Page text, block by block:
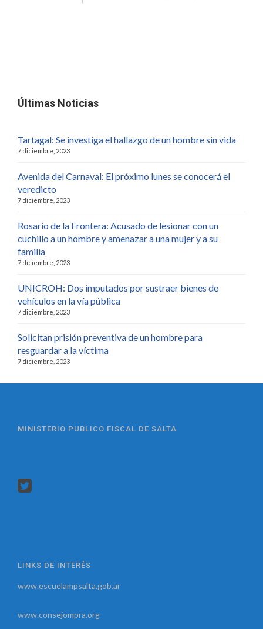
Últimas Noticias
Tartagal: Se investiga el hallazgo de un hombre sin vida
7 diciembre, 2023
Avenida del Carnaval: El próximo lunes se conocerá el
veredicto
7 diciembre, 2023
Rosario de la Frontera: Acusado de lesionar con un
cuchillo a un hombre y amenazar a una mujer y a su
familia
7 diciembre, 2023
UNICROH: Dos imputados por sustraer bienes de
vehículos en la vía pública
7 diciembre, 2023
Solicitan prisión preventiva de un hombre para
resguardar a la víctima
7 diciembre, 2023
MINISTERIO PUBLICO FISCAL DE SALTA
LINKS DE INTERÉS
www.escuelampsalta.gob.ar
www.consejompra.org